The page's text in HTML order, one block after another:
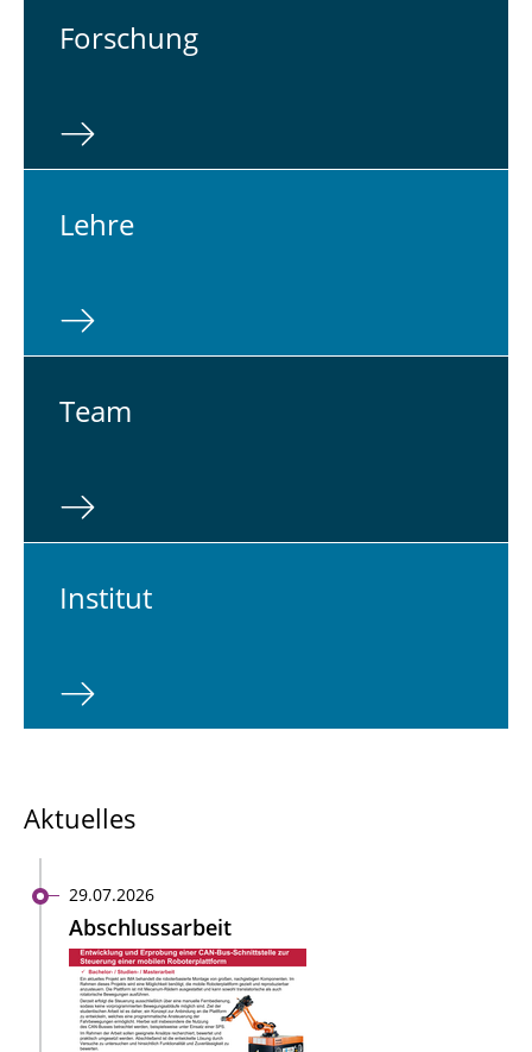
For­schung
Lehre
Team
In­sti­tut
Aktuelles
29.07.2026
Abschlussarbeit